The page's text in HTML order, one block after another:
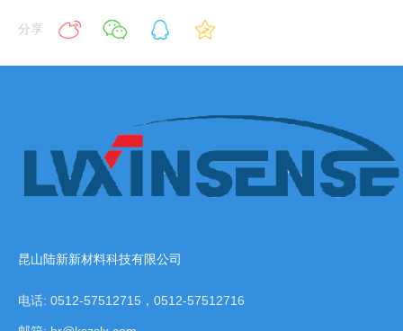
分享
昆山陆新新材料科技有限公司
电话: 0512-57512715，0512-57512716